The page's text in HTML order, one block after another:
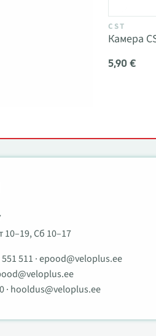
CST
Камера
5,90 €
10–19, Сб 10–17
511 ·epood@veloplus.ee
· hooldus@veloplus.ee